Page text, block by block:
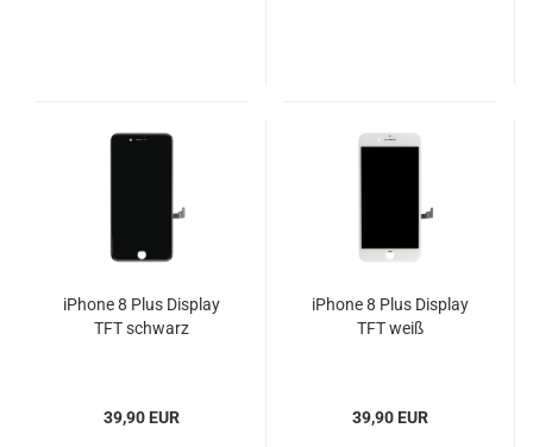
iPhone 8 Plus Display
TFT schwarz
39,90 EUR
iPhone 8 Plus Display
TFT weiß
39,90 EUR